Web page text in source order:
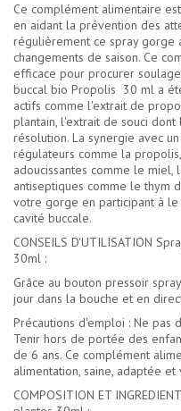
Ce complément alimentaire
en aidant la prévention des
régulièrement ce spray
changements de saison. Ce
efficace pour procurer
buccal bio Propolis 30 ml a
actifs comme l'extrait de
plantain, l'extrait de souci
résolution. La synergie avec
régulateurs comme la
adoucissantes comme le
antiseptiques comme le thym
votre gorge en participant à
cavité buccale.
CONSEILS D'UTILISATION
30ml :
Grâce au bouton pressoir
jour dans la bouche et en
Précautions d'emploi : Ne pas
Tenir hors de portée des
de 6 ans. Ce complément
alimentation, saine, adaptée et
COMPOSITION ET